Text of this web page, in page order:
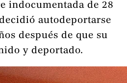
indocumentada de 28
autodeportarse
después de que su
y deportado.